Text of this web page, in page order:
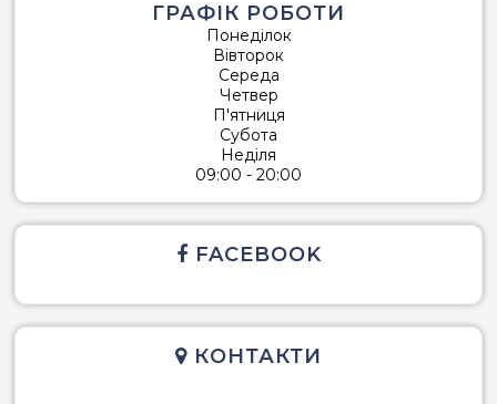
ГРАФІК РОБОТИ
Понеділок
Вівторок
Середа
Четвер
П'ятниця
Субота
Неділя
09:00 - 20:00
FACEBOOK
КОНТАКТИ